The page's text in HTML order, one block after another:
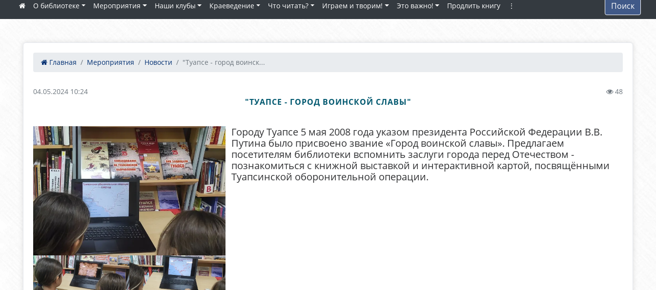
О библиотеке Мероприятия Наши клубы Краеведение Что читать? Играем и творим! Это важно! Продлить книгу ⋮ Поиск
Главная Мероприятия Новости "Туапсе - город воинск...
04.05.2024 10:24 48
"ТУАПСЕ - ГОРОД ВОИНСКОЙ СЛАВЫ"
Городу Туапсе 5 мая 2008 года указом президента Российской Федерации В.В.
Путина было присвоено звание «Город воинской славы». Предлагаем
посетителям библиотеки вспомнить заслуги города перед Отечеством -
познакомиться с книжной выставкой и интерактивной картой, посвящёнными
Туапсинской оборонительной операции.